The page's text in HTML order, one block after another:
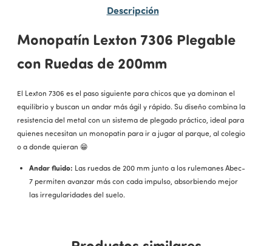
Descripción
Monopatín Lexton 7306 Plegable
con Ruedas de 200mm
El Lexton 7306 es el paso siguiente para chicos que ya dominan el
equilibrio y buscan un andar más ágil y rápido. Su diseño combina la
resistencia del metal con un sistema de plegado práctico, ideal para
quienes necesitan un monopatin para ir a jugar al parque, al colegio
o a donde quieran 😁
Andar fluido: Las ruedas de 200 mm junto a los rulemanes Abec-
7 permiten avanzar más con cada impulso, absorbiendo mejor
las irregularidades del suelo.